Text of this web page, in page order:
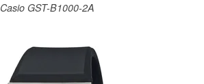
Casio GST-B1000-2A